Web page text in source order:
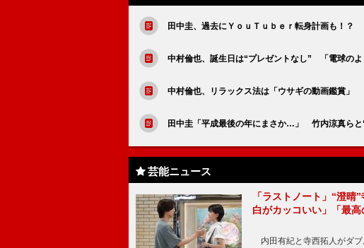
田中圭、過去にＹｏｕＴｕｂｅｒ転身計画も！？
中村倫也、誕生日は“プレゼントなし” 「電球のよ
中村倫也、リラックス法は「ウサギの動画鑑賞」
田中圭「平成最後の年にまさか…」 竹内涼真らと
芸能ニュース
「ラストノート」“澄
白がカッコいい」「最高
内田有紀と寺西拓人がダブ